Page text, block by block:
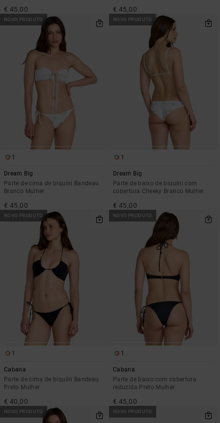
€ 45,00 € 45,00
NOVO PRODUTO
1
Dream Big
Parte de cima de biquíni Bandeau
Branco Mulher
€ 45,00
NOVO PRODUTO
1
Dream Big
Parte de baixo de biquíni com
cobertura Cheeky Branco Mulher
€ 45,00
NOVO PRODUTO
1
Cabana
Parte de cima de biquíni Bandeau
Preto Mulher
€ 40,00
NOVO PRODUTO
1
Cabana
Parte de baixo com cobertura
reduzida Preto Mulher
€ 45,00
NOVO PRODUTO NOVO PRODUTO